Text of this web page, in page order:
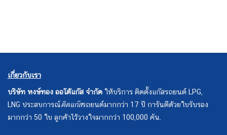
เกี่ยวกับเรา
บริษัท หงษ์ทอง ออโต้แก๊ส จำกัด ให้บริการ ติดตั้งแก๊สรถยนต์ LPG,
LNG ประสบการณ์ติดแก๊สรถยนต์มากกว่า 17 ปี การันตีด้วยใบรับรอง
มากกว่า 50 ใบ ลูกค้าไว้วางใจมากกว่า 100,000 คัน.